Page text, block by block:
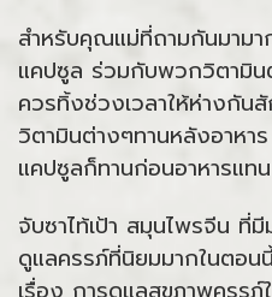
สำหรับคุณแม่ที่ถามกันมามา
แคปซูล ร่วมกับพวกวิตามิน
ควรทิ้งช่วงเวลาให้ห่างกัน
วิตามินต่างๆทานหลังอาหา
แคปซูลก็ทานก่อนอาหารแทน
จับซาไท้เป้า สมุนไพรจีน ที่
ดูแลครรภ์ที่นิยมมากในตอน